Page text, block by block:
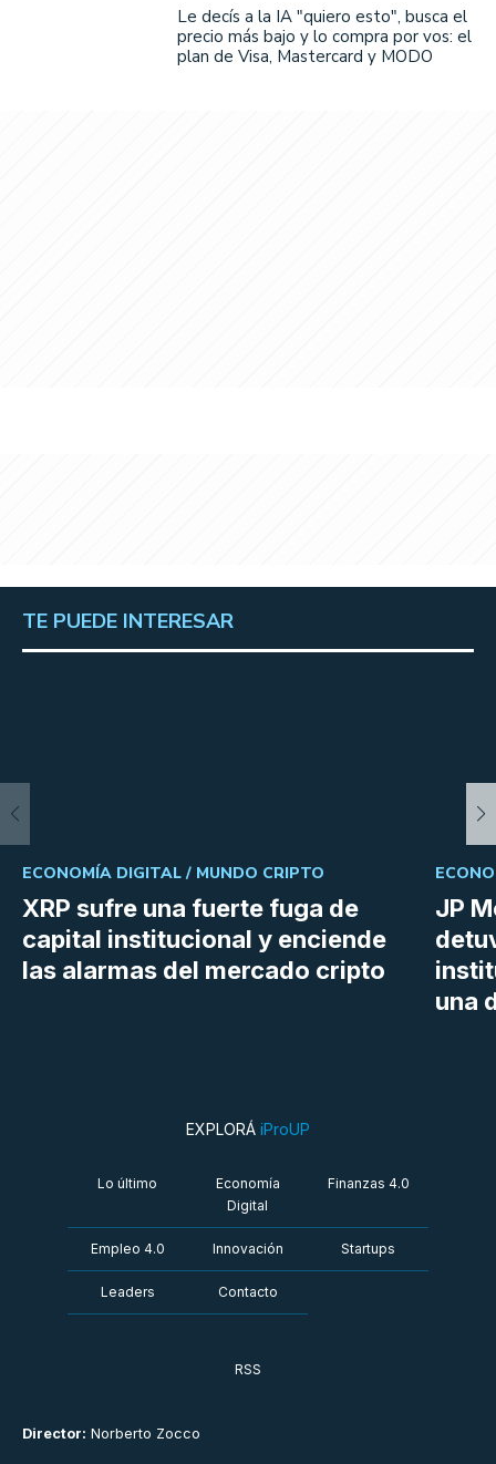
Le decís a la IA "quiero esto", busca el
precio más bajo y lo compra por vos: el
plan de Visa, Mastercard y MODO
TE PUEDE INTERESAR
XRP sufre una fuerte fuga de
capital institucional y enciende
las alarmas del mercado cripto
ECONOMÍA DIGITAL / MUNDO CRIPTO
JP
una
Director: Norberto Zocco
EXPLORÁ iProUP
Lo último
Economía
Digital
Finanzas 4.0
Empleo 4.0 Innovación Startups
Leaders Contacto
RSS